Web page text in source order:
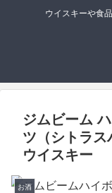
ウイスキーや食
ジムビーム
ツ（シトラ
ウイスキー
お酒